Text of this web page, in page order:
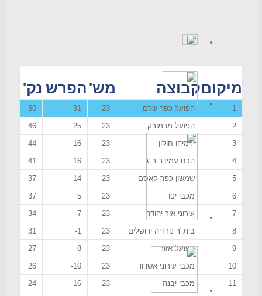
מיקוםקבוצה מש' הפרש נק'
1 הפועל כפר שלם 23
31
50
2
הפועל מרמורק 23
25
46
3
ירמיהו חולון 23
16
44
4
הכח עמידר ר"ג 23
16
41
5
שמשון כפר קאסם 23
14
37
6
מכבי יפו 23
5
37
7
עירוני אור יהודה 23
7
34
8
בית"ר נורדיה ירושלים 23
1-
31
9
הפועל אזור 23
8
27
10
מכבי עירוני אשדוד 23
10-
26
11
מכבי יבנה 23
16-
24